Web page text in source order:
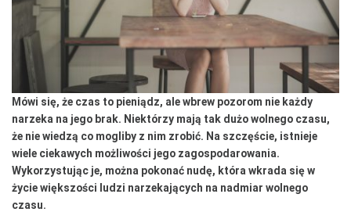
Mówi się, że czas to pieniądz, ale wbrew pozorom nie każdy
narzeka na jego brak. Niektórzy mają tak dużo wolnego czasu,
że nie wiedzą co mogliby z nim zrobić. Na szczęście, istnieje
wiele ciekawych możliwości jego zagospodarowania.
Wykorzystując je, można pokonać nudę, która wkrada się w
życie większości ludzi narzekających na nadmiar wolnego
czasu.